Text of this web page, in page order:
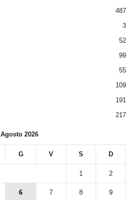
487
3
52
99
55
109
191
217
Agosto 2026
G V S D
1 2
6 7 8 9